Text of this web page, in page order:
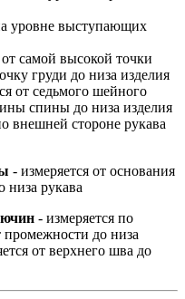
уровне выступающих
от самой высокой точки
груди до низа изделия
от седьмого шейного
спины до низа изделия
внешней стороне рукава
- измеряется от основания
низа рукава
- измеряется по
до низа
от верхнего шва до